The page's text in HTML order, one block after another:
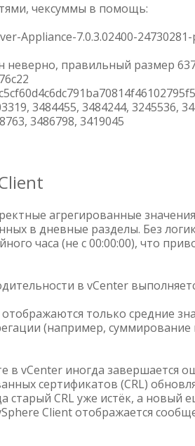
чексуммы в помощь:
Appliance-7.0.3.02400-24730281-
неверно, правильный размер
3484455, 3484244, 3245536,
3486798, 3419045
агрегированные
в дневные разделы. Без
часа (не с 00:00:00), что
в vCenter
только средние
(например, суммирование
в vCenter иногда завершается
сертификатов (CRL)
старый CRL уже истёк, а новый
Client отображается